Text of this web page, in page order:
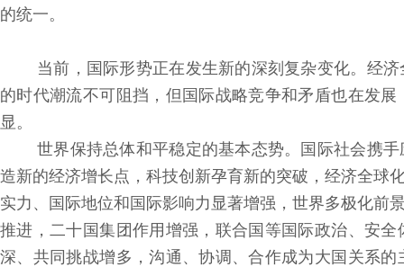
的统一。
当前，国际形势正在发生新的深刻复杂变化。经
的时代潮流不可阻挡，但国际战略竞争和矛盾也在发
显。
世界保持总体和平稳定的基本态势。国际社会携
造新的经济增长点，科技创新孕育新的突破，经济全球
实力、国际地位和国际影响力显著增强，世界多极化前
推进，二十国集团作用增强，联合国等国际政治、安
深、共同挑战增多，沟通、协调、合作成为大国关系